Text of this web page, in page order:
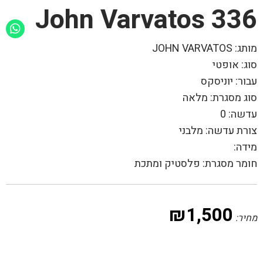
336 John Varvatos
מותג: JOHN VARVATOS
סוג: אופטי
עבור: יוניסקס
סוג מסגרת: מלאה
עדשה: 0
צורת עדשה: מלבני
מידה:
חומר מסגרת: פלסטיק ומתכת
מחיר: ₪1,500